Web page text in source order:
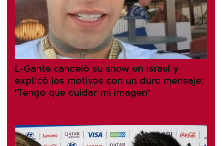
L-Gante canceló su show en Israel y
explicó los motivos con un duro mensaje:
"Tengo que cuidar mi imagen"